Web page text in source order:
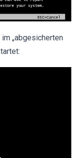
„abgesicherten